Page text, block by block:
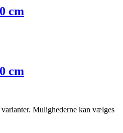
cm
cm
Mulighederne kan vælges